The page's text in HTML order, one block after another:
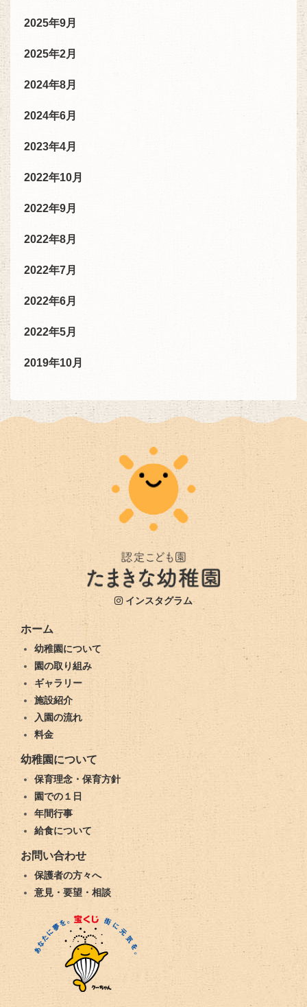
2025年9月
2025年2月
2024年8月
2024年6月
2023年4月
2022年10月
2022年9月
2022年8月
2022年7月
2022年6月
2022年5月
2019年10月
インスタグラム
ホーム
幼稚園について
園の取り組み
ギャラリー
施設紹介
入園の流れ
料金
幼稚園について
保育理念・保育方針
園での１日
年間行事
給食について
お問い合わせ
保護者の方々へ
意見・要望・相談